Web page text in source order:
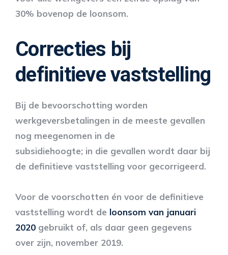
30% bovenop de loonsom.
Correcties bij
definitieve vaststelling
Bij de bevoorschotting worden
werkgeversbetalingen in de meeste gevallen
nog meegenomen in de
subsidiehoogte; in die gevallen wordt daar bij
de definitieve vaststelling voor gecorrigeerd.
Voor de voorschotten én voor de definitieve
vaststelling wordt de loonsom van januari
2020 gebruikt of, als daar geen gegevens
over zijn, november 2019.